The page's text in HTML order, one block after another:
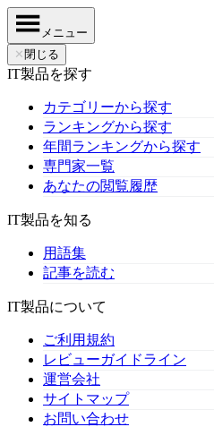
メニュー
✕ 閉じる
IT製品を探す
カテゴリーから探す
ランキングから探す
年間ランキングから探す
専門家一覧
あなたの閲覧履歴
IT製品を知る
用語集
記事を読む
IT製品について
ご利用規約
レビューガイドライン
運営会社
サイトマップ
お問い合わせ